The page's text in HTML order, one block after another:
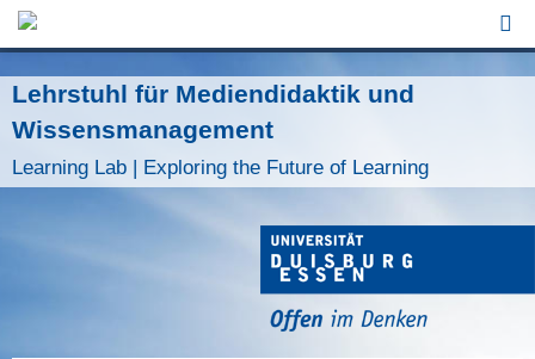
Jump to Navigation
Lehrstuhl für Mediendidaktik und
Wissensmanagement
Learning Lab | Exploring the Future of Learning